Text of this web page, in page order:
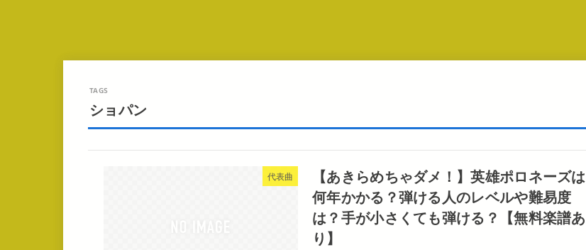
ショパン
代表曲
【あきらめちゃダメ！】英雄ポロネーズは
何年かかる？弾ける人のレベルや難易度
は？手が小さくても弾ける？【無料楽譜あ
り】